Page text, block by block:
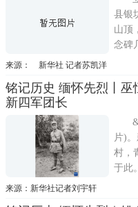
县银
山顶
念碑
黄
胜!
关
来源： 新华社 记者苏凯洋
铭记历史 缅怀先烈丨
新四军团长
片)
村，
于此
当
来源：新华社记者刘宇轩